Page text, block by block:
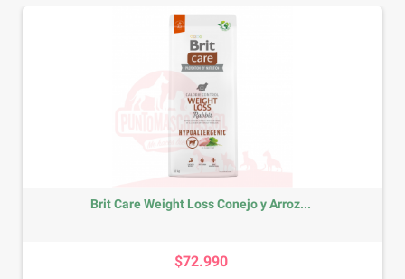
Brit Care Weight Loss Conejo y Arroz...
$72.990